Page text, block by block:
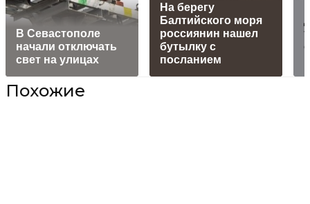
В Севастополе
начали отключать
свет на улицах
На берегу
Балтийского моря
россиянин нашел
бутылку с
посланием
Похожие